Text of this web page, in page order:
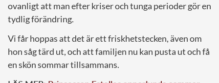
ovanligt att man efter kriser och tunga perioder gör en
tydlig förändring.
Vi får hoppas att det är ett friskhetstecken, även om
hon såg tärd ut, och att familjen nu kan pusta ut och få
en skön sommar tillsammans.